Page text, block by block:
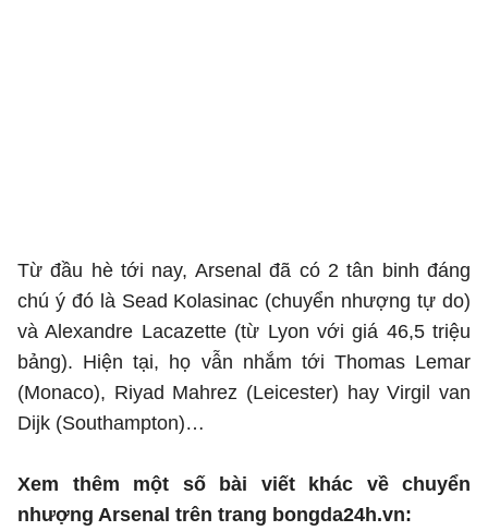
Từ đầu hè tới nay, Arsenal đã có 2 tân binh đáng
chú ý đó là Sead Kolasinac (chuyển nhượng tự do)
và Alexandre Lacazette (từ Lyon với giá 46,5 triệu
bảng). Hiện tại, họ vẫn nhắm tới Thomas Lemar
(Monaco), Riyad Mahrez (Leicester) hay Virgil van
Dijk (Southampton)…
Xem thêm một số bài viết khác về chuyển
nhượng Arsenal trên trang bongda24h.vn: